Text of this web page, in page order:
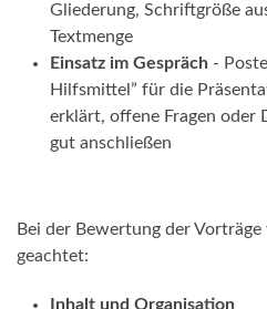
Gliederung, Schriftgröße
Textmenge
Einsatz im Gespräch -
Hilfsmittel” für die
erklärt, offene Fragen oder
gut anschließen
Bei der Bewertung der
geachtet:
Inhalt und Organisation